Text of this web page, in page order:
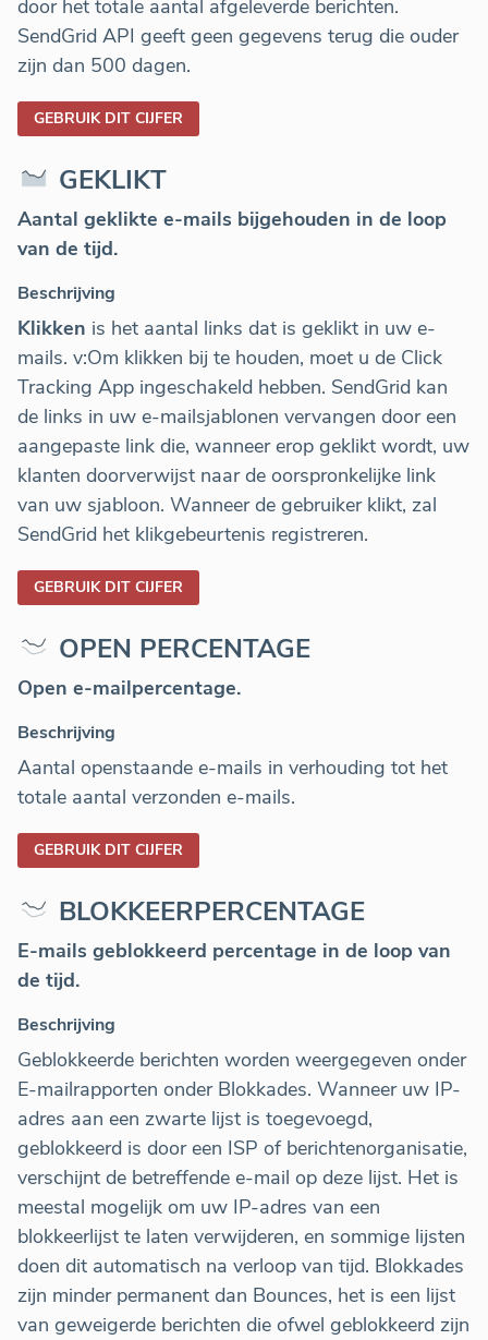
door het totale aantal afgeleverde berichten.
SendGrid API geeft geen gegevens terug die ouder
zijn dan 500 dagen.
GEBRUIK DIT CIJFER
GEKLIKT
Aantal geklikte e-mails bijgehouden in de loop
van de tijd.
Beschrijving
Klikken is het aantal links dat is geklikt in uw e-
mails. v:Om klikken bij te houden, moet u de Click
Tracking App ingeschakeld hebben. SendGrid kan
de links in uw e-mailsjablonen vervangen door een
aangepaste link die, wanneer erop geklikt wordt, uw
klanten doorverwijst naar de oorspronkelijke link
van uw sjabloon. Wanneer de gebruiker klikt, zal
SendGrid het klikgebeurtenis registreren.
GEBRUIK DIT CIJFER
OPEN PERCENTAGE
Open e-mailpercentage.
Beschrijving
Aantal openstaande e-mails in verhouding tot het
totale aantal verzonden e-mails.
GEBRUIK DIT CIJFER
BLOKKEERPERCENTAGE
E-mails geblokkeerd percentage in de loop van
de tijd.
Beschrijving
Geblokkeerde berichten worden weergegeven onder
E-mailrapporten onder Blokkades. Wanneer uw IP-
adres aan een zwarte lijst is toegevoegd,
geblokkeerd is door een ISP of berichtenorganisatie,
verschijnt de betreffende e-mail op deze lijst. Het is
meestal mogelijk om uw IP-adres van een
blokkeerlijst te laten verwijderen, en sommige lijsten
doen dit automatisch na verloop van tijd. Blokkades
zijn minder permanent dan Bounces, het is een lijst
van geweigerde berichten die ofwel geblokkeerd zijn